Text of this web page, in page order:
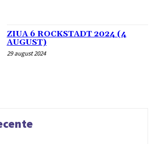
ZIUA 6 ROCKSTADT 2024 (4
AUGUST)
29 august 2024